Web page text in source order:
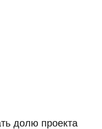
долю проекта